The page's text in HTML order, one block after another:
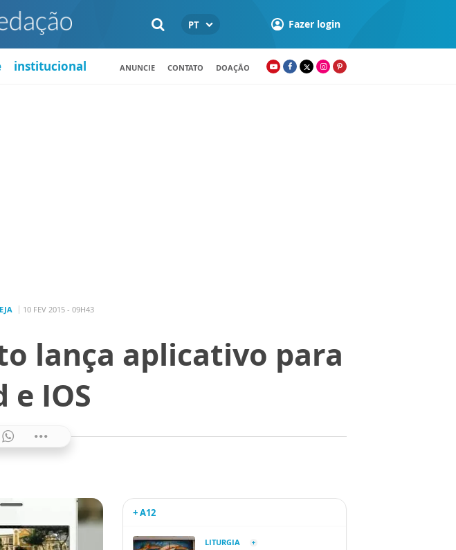
PT Fazer login
institucional ANUNCIE CONTATO DOAÇÃO
10 FEV 2015 - 09H43
lança aplicativo para
IOS
+ A12
LITURGIA